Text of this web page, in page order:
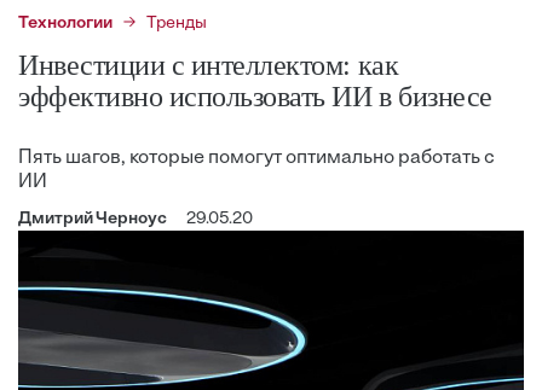
Технологии Тренды
Инвестиции с интеллектом: как
эффективно использовать ИИ в бизнесе
Пять шагов, которые помогут оптимально работать с
ИИ
Дмитрий Черноус 29.05.20